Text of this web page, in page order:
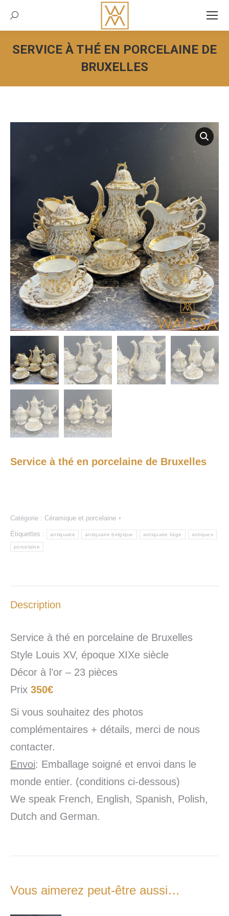
Recherche:
SERVICE À THÉ EN PORCELAINE DE
BRUXELLES
Vous êtes ici :
Service à thé en porcelaine de Bruxelles
Catégorie : Céramique et porcelaine
Étiquettes : antiquaire antiquaire belgique antiquaire liège antiques
porcelaine
Description
Service à thé en porcelaine de Bruxelles
Style Louis XV, époque XIXe siècle
Décor à l’or – 23 pièces
Prix 350€
Si vous souhaitez des photos
complémentaires + détails, merci de nous
contacter.
Envoi: Emballage soigné et envoi dans le
monde entier. (conditions ci-dessous)
We speak French, English, Spanish, Polish,
Dutch and German.
Vous aimerez peut-être aussi…